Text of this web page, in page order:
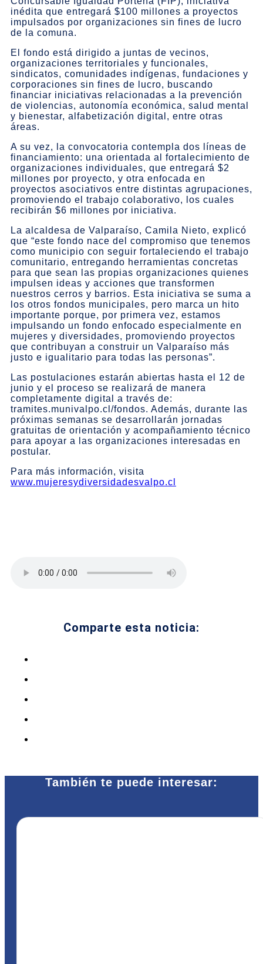
inédita que entregará $100 millones a proyectos
impulsados por organizaciones sin fines de lucro
de la comuna.
El fondo está dirigido a juntas de vecinos,
organizaciones territoriales y funcionales,
sindicatos, comunidades indígenas, fundaciones y
corporaciones sin fines de lucro, buscando
financiar iniciativas relacionadas a la prevención
de violencias, autonomía económica, salud mental
y bienestar, alfabetización digital, entre otras
áreas.
A su vez, la convocatoria contempla dos líneas de
financiamiento: una orientada al fortalecimiento de
organizaciones individuales, que entregará $2
millones por proyecto, y otra enfocada en
proyectos asociativos entre distintas agrupaciones,
promoviendo el trabajo colaborativo, los cuales
recibirán $6 millones por iniciativa.
La alcaldesa de Valparaíso, Camila Nieto, explicó
que “este fondo nace del compromiso que tenemos
como municipio con seguir fortaleciendo el trabajo
comunitario, entregando herramientas concretas
para que sean las propias organizaciones quienes
impulsen ideas y acciones que transformen
nuestros cerros y barrios. Esta iniciativa se suma a
los otros fondos municipales, pero marca un hito
importante porque, por primera vez, estamos
impulsando un fondo enfocado especialmente en
mujeres y diversidades, promoviendo proyectos
que contribuyan a construir un Valparaíso más
justo e igualitario para todas las personas”.
Las postulaciones estarán abiertas hasta el 12 de
junio y el proceso se realizará de manera
completamente digital a través de:
tramites.munivalpo.cl/fondos. Además, durante las
próximas semanas se desarrollarán jornadas
gratuitas de orientación y acompañamiento técnico
para apoyar a las organizaciones interesadas en
postular.
Para más información, visita
www.mujeresydiversidadesvalpo.cl
Comparte esta noticia:
También te puede interesar: